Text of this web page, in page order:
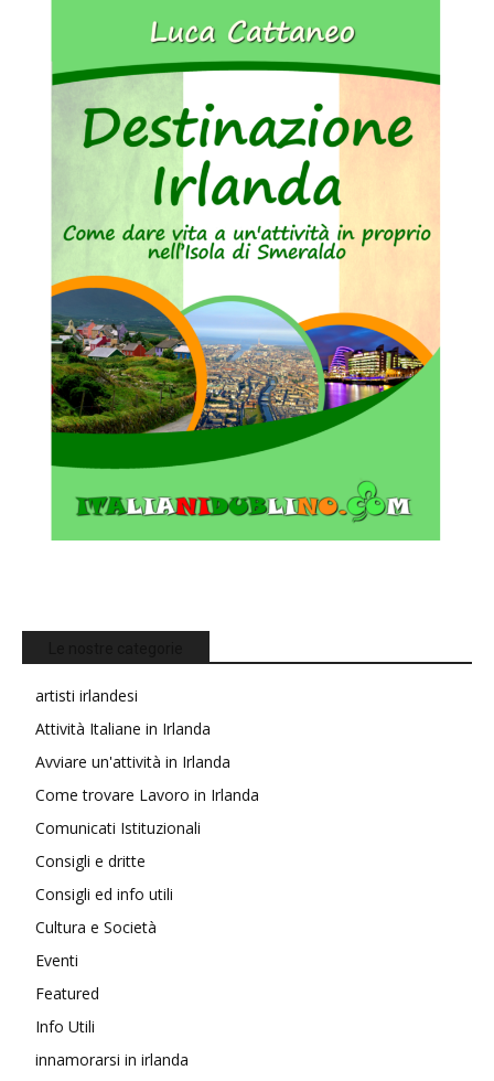
artisti irlandesi
Attività Italiane in Irlanda
Avviare un'attività in Irlanda
Come trovare Lavoro in Irlanda
Comunicati Istituzionali
Consigli e dritte
Consigli ed info utili
Cultura e Società
Eventi
Featured
Info Utili
innamorarsi in irlanda